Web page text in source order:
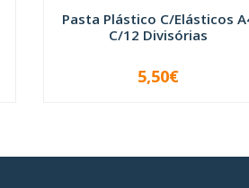
Pasta Plástico C/Elásticos
C/12 Divisórias
ESGOTADO
5,50€